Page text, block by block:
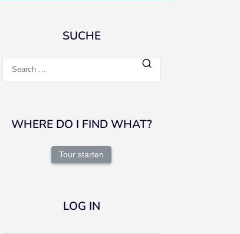
SUCHE
for:
WHERE DO I FIND WHAT?
Tour starten
LOG IN